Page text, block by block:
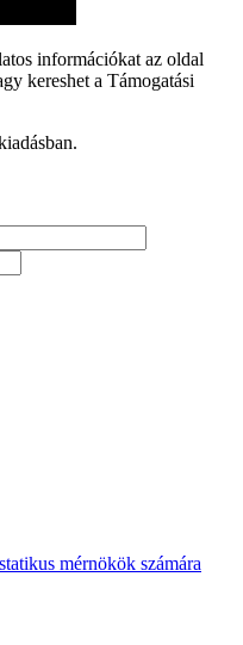
információkat az oldal
kereshet a Támogatási
mérnökök számára